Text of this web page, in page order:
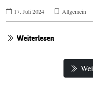
17. Juli 2024 Allgemein
Weiterlesen